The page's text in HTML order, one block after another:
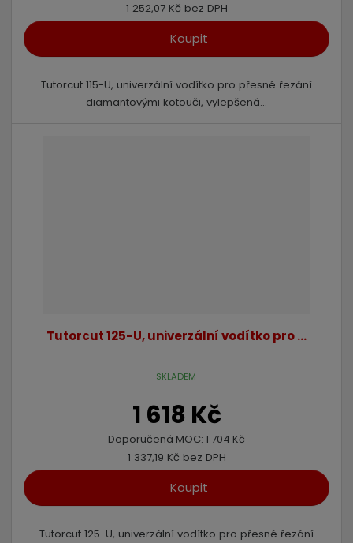
1 252,07 Kč bez DPH
Koupit
Tutorcut 115-U, univerzální vodítko pro přesné řezání
diamantovými kotouči, vylepšená...
Tutorcut 125-U, univerzální vodítko pro ...
1 618 Kč
Doporučená MOC: 1 704 Kč
1 337,19 Kč bez DPH
Koupit
SKLADEM
Tutorcut 125-U, univerzální vodítko pro přesné řezání